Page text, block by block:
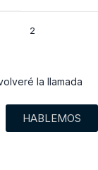
2
675
la llamada
HABLEMOS